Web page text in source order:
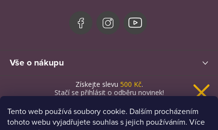
Tento web používá soubory cookie. Dalším procházením
tohoto webu vyjadřujete souhlas s jejich používáním. Více
Vše o nákupu
Získejte slevu 500 Kč.
Stačí se přihlásit o odběru novinek!